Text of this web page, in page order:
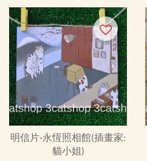
明信片-永恆照相館(插畫家:
貓小姐)